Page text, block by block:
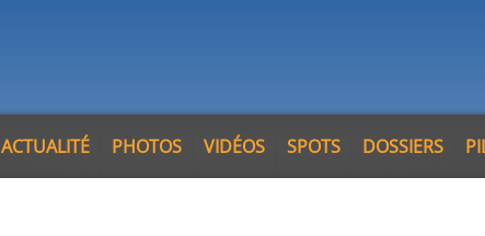
ACTUALITÉ PHOTOS VIDÉOS SPOTS DOSSIERS